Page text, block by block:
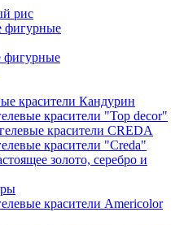
рис
фигурные
фигурные
красители Кандурин
красители "Top decor"
красители CREDA
красители "Creda"
золото, серебро и
красители Americolor